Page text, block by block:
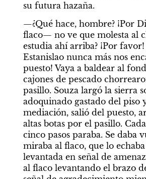
su futura hazaña.
—¿Qué hace, hombre? ¡Por
flaco— no ve que molesta al
estudia ahí arriba? ¡Por favor!
Estanislao nunca más nos
puesto! Vaya a baldear al
cajones de pescado
pasillo. Souza largó la sierra
adoquinado gastado del piso
mediación, salió del puesto,
altas botas por el pasillo.
cinco pasos paraba. Se daba
miraba al flaco, que lo
levantada en señal de
al flaco levantando el brazo